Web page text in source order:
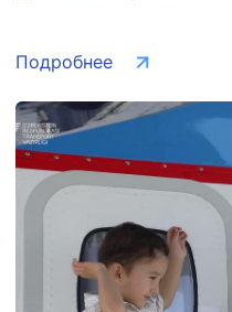
Подробнее